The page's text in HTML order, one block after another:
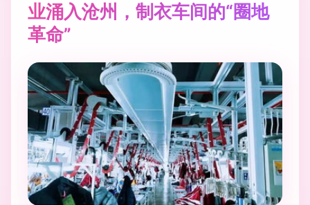
业涌入沧州，制衣车间的“圈地
革命”